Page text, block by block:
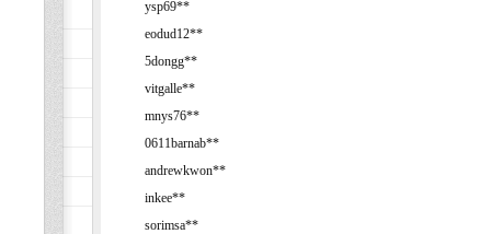
ysp69**
eodud12**
5dongg**
vitgalle**
mnys76**
0611barnab**
andrewkwon**
inkee**
sorimsa**